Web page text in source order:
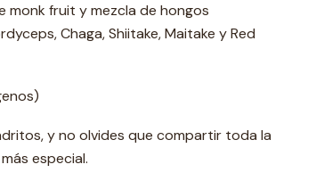
fruit y mezcla de hongos
Chaga, Shiitake, Maitake y Red
y no olvides que compartir toda la
especial.